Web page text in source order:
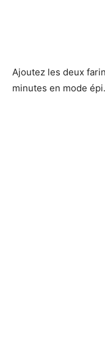
Ajoutez les deux
minutes en mode épi.